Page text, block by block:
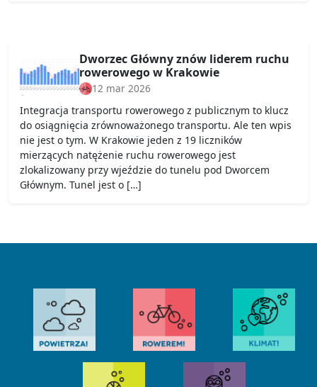
Dworzec Główny znów liderem ruchu
rowerowego w Krakowie
12 mar 2026
Integracja transportu rowerowego z publicznym to klucz
do osiągnięcia zrównoważonego transportu. Ale ten wpis
nie jest o tym. W Krakowie jeden z 19 liczników
mierzących natężenie ruchu rowerowego jest
zlokalizowany przy wjeździe do tunelu pod Dworcem
Głównym. Tunel jest o […]